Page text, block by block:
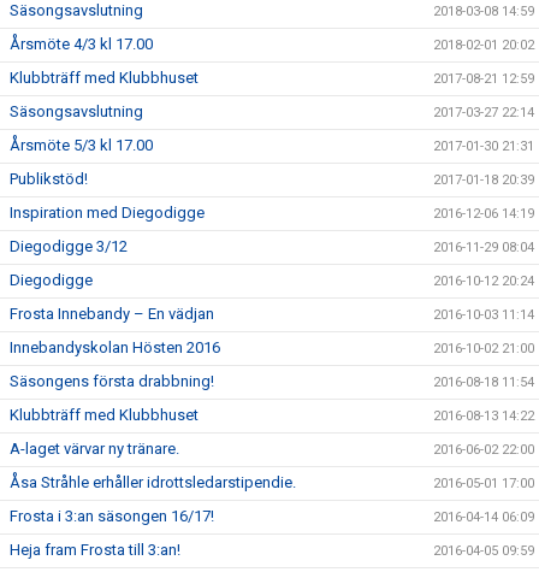
Säsongsavslutning 2018-03-08 14:59
Årsmöte 4/3 kl 17.00 2018-02-01 20:02
Klubbträff med Klubbhuset 2017-08-21 12:59
Säsongsavslutning 2017-03-27 22:14
Årsmöte 5/3 kl 17.00 2017-01-30 21:31
Publikstöd! 2017-01-18 20:39
Inspiration med Diegodigge 2016-12-06 14:19
Diegodigge 3/12 2016-11-29 08:04
Diegodigge 2016-10-12 20:24
Frosta Innebandy – En vädjan 2016-10-03 11:14
Innebandyskolan Hösten 2016 2016-10-02 21:00
Säsongens första drabbning! 2016-08-18 11:54
Klubbträff med Klubbhuset 2016-08-13 14:22
A-laget värvar ny tränare. 2016-06-02 22:00
Åsa Stråhle erhåller idrottsledarstipendie. 2016-05-01 17:00
Frosta i 3:an säsongen 16/17! 2016-04-14 06:09
Heja fram Frosta till 3:an! 2016-04-05 09:59